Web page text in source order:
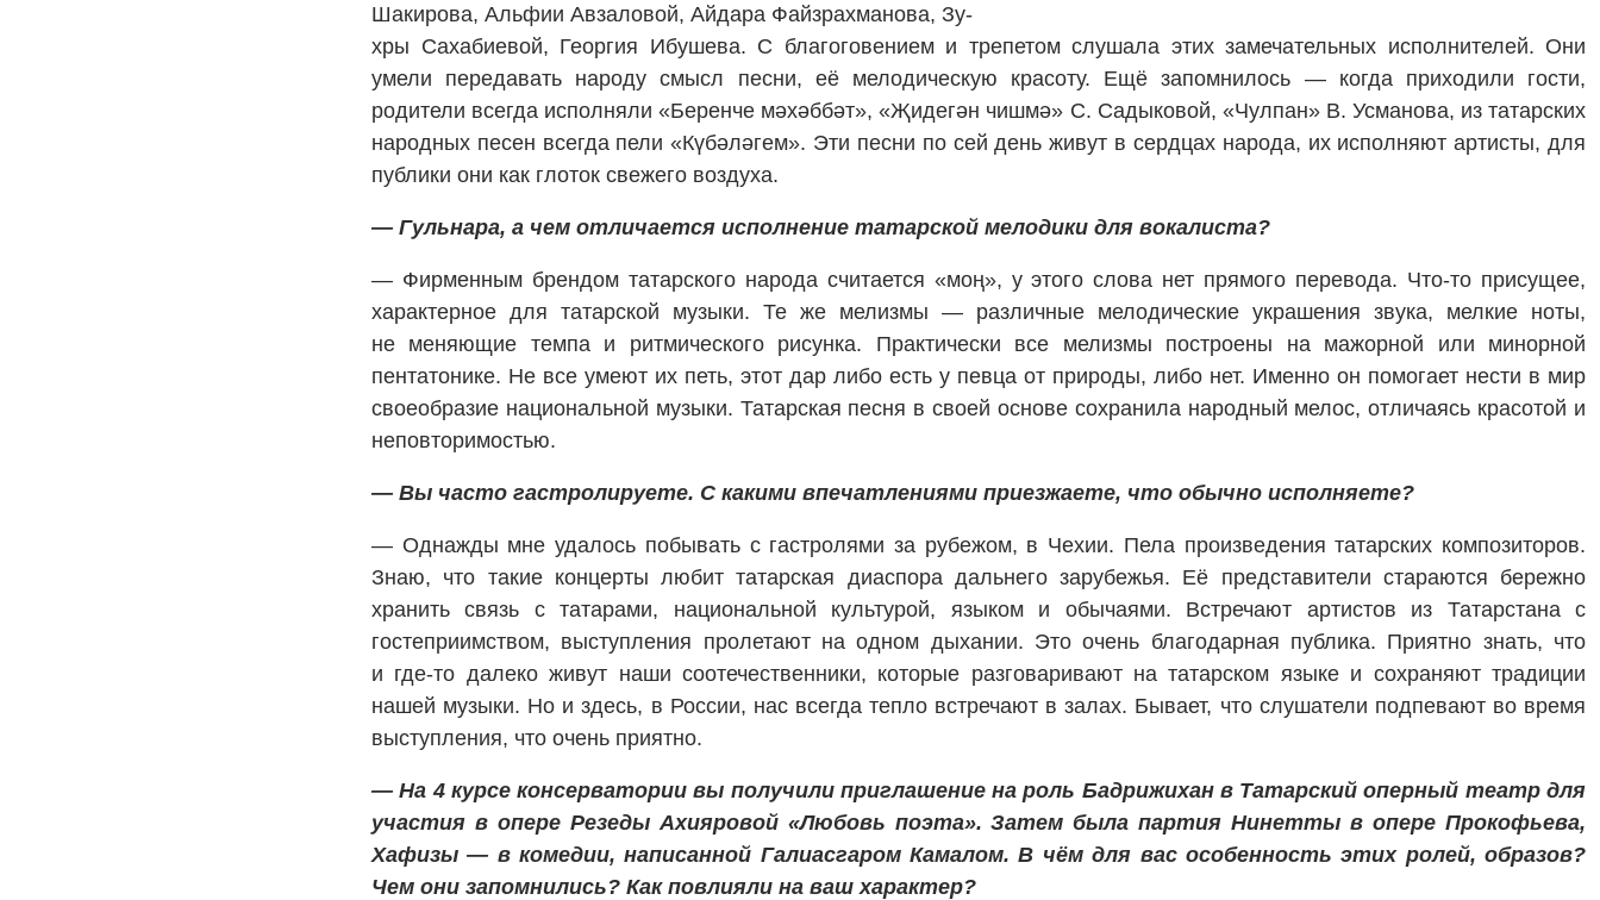
Шакирова, Альфии Авзаловой, Айдара Файзрахманова, Зу-
хры Сахабиевой, Георгия Ибушева. С благоговением и трепетом слушала этих замечательных исполнителей. Они
умели передавать народу смысл песни, её мелодическую красоту. Ещё запомнилось — когда приходили гости,
родители всегда исполняли «Беренче мәхәббәт», «Җидегән чишмә» С. Садыковой, «Чулпан» В. Усманова, из татарских
народных песен всегда пели «Күбәләгем». Эти песни по сей день живут в сердцах народа, их исполняют артисты, для
публики они как глоток свежего воздуха.
— Гульнара, а чем отличается исполнение татарской мелодики для вокалиста?
— Фирменным брендом татарского народа считается «моң», у этого слова нет прямого перевода. Что-то присущее,
характерное для татарской музыки. Те же мелизмы — различные мелодические украшения звука, мелкие ноты,
не меняющие темпа и ритмического рисунка. Практически все мелизмы построены на мажорной или минорной
пентатонике. Не все умеют их петь, этот дар либо есть у певца от природы, либо нет. Именно он помогает нести в мир
своеобразие национальной музыки. Татарская песня в своей основе сохранила народный мелос, отличаясь красотой и
неповторимостью.
— Вы часто гастролируете. С какими впечатлениями приезжаете, что обычно исполняете?
— Однажды мне удалось побывать с гастролями за рубежом, в Чехии. Пела произведения татарских композиторов.
Знаю, что такие концерты любит татарская диаспора дальнего зарубежья. Её представители стараются бережно
хранить связь с татарами, национальной культурой, языком и обычаями. Встречают артистов из Татарстана с
гостеприимством, выступления пролетают на одном дыхании. Это очень благодарная публика. Приятно знать, что
и где-то далеко живут наши соотечественники, которые разговаривают на татарском языке и сохраняют традиции
нашей музыки. Но и здесь, в России, нас всегда тепло встречают в залах. Бывает, что слушатели подпевают во время
выступления, что очень приятно.
— На 4 курсе консерватории вы получили приглашение на роль Бадрижихан в Татарский оперный театр для
участия в опере Резеды Ахияровой «Любовь поэта». Затем была партия Нинетты в опере Прокофьева,
Хафизы — в комедии, написанной Галиасгаром Камалом. В чём для вас особенность этих ролей, образов?
Чем они запомнились? Как повлияли на ваш характер?